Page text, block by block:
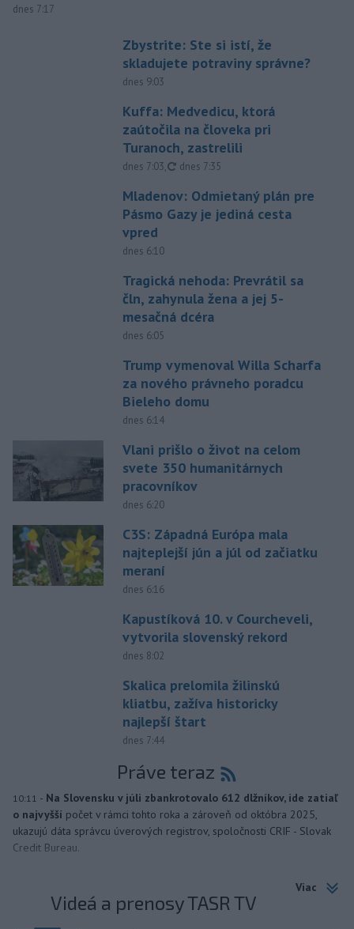
dnes 7:17
Zbystrite: Ste si istí, že
skladujete potraviny správne?
dnes 9:03
Kuffa: Medvedicu, ktorá
zaútočila na človeka pri
Turanoch, zastrelili
dnes 7:03, aktualizované
dnes 7:35
Mladenov: Odmietaný plán pre
Pásmo Gazy je jediná cesta
vpred
dnes 6:10
Tragická nehoda: Prevrátil sa
čln, zahynula žena a jej 5-
mesačná dcéra
dnes 6:05
Trump vymenoval Willa Scharfa
za nového právneho poradcu
Bieleho domu
dnes 6:14
Vlani prišlo o život na celom
svete 350 humanitárnych
pracovníkov
dnes 6:20
C3S: Západná Európa mala
najteplejší jún a júl od začiatku
meraní
dnes 6:16
Kapustíková 10. v Courcheveli,
vytvorila slovenský rekord
dnes 8:02
Skalica prelomila žilinskú
kliatbu, zažíva historicky
najlepší štart
dnes 7:44
Práve teraz
10:11 - Na Slovensku v júli zbankrotovalo 612 dlžníkov, ide zatiaľ
o najvyšší počet v rámci tohto roka a zároveň od októbra 2025,
ukazujú dáta správcu úverových registrov, spoločnosti CRIF - Slovak
Credit Bureau.
Viac
Videá a prenosy TASR TV